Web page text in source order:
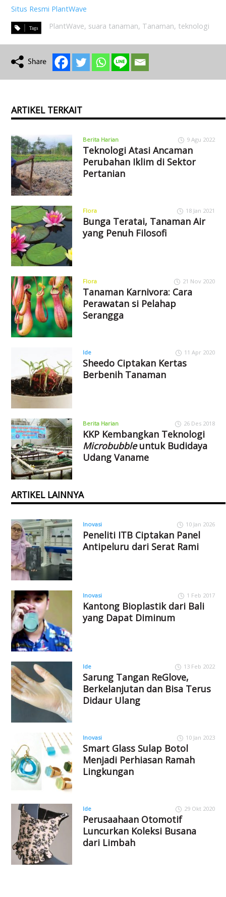
Situs Resmi PlantWave
PlantWave, suara tanaman, Tanaman, teknologi
ARTIKEL TERKAIT
Berita Harian 9 Agu 2022
Teknologi Atasi Ancaman
Perubahan Iklim di Sektor
Pertanian
Flora 18 Jan 2021
Bunga Teratai, Tanaman Air
yang Penuh Filosofi
Flora 21 Nov 2020
Tanaman Karnivora: Cara
Perawatan si Pelahap
Serangga
Ide 11 Apr 2020
Sheedo Ciptakan Kertas
Berbenih Tanaman
Berita Harian 26 Des 2018
KKP Kembangkan Teknologi
Microbubbleuntuk Budidaya
Udang Vaname
ARTIKEL LAINNYA
Inovasi 10 Jan 2026
Peneliti ITB Ciptakan Panel
Antipeluru dari Serat Rami
Inovasi 1 Feb 2017
Kantong Bioplastik dari Bali
yang Dapat Diminum
Ide 13 Feb 2022
Sarung Tangan ReGlove,
Berkelanjutan dan Bisa Terus
Didaur Ulang
Inovasi 10 Jan 2023
Smart Glass Sulap Botol
Menjadi Perhiasan Ramah
Lingkungan
Ide 29 Okt 2020
Perusaahaan Otomotif
Luncurkan Koleksi Busana
dari Limbah